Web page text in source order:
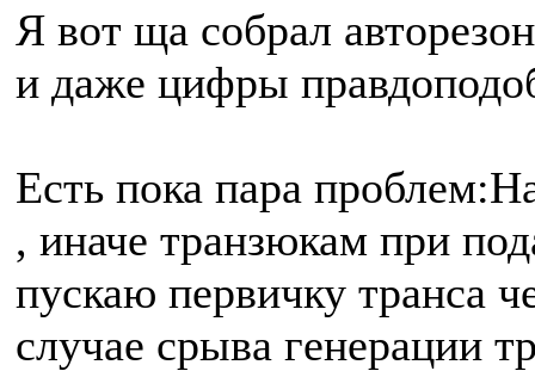
Я вот ща собрал
и даже цифры
Есть пока пара
, иначе транзюкам при
пускаю первичку транса
случае срыва генерации